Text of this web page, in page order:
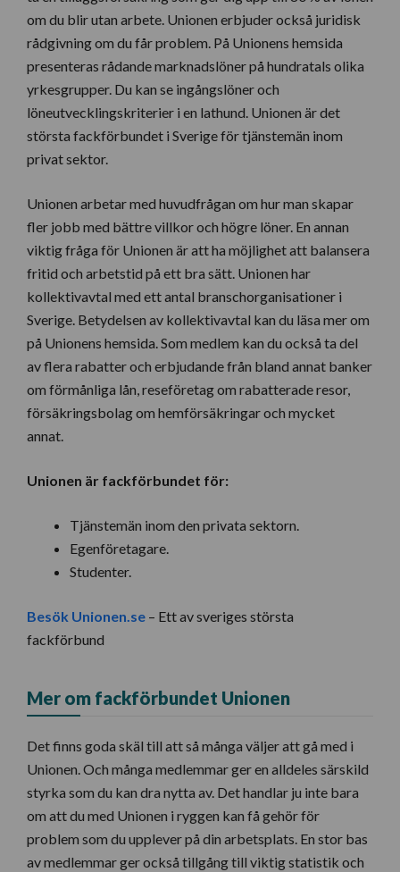
om du blir utan arbete. Unionen erbjuder också juridisk
rådgivning om du får problem. På Unionens hemsida
presenteras rådande marknadslöner på hundratals olika
yrkesgrupper. Du kan se ingångslöner och
löneutvecklingskriterier i en lathund. Unionen är det
största fackförbundet i Sverige för tjänstemän inom
privat sektor.
Unionen arbetar med huvudfrågan om hur man skapar
fler jobb med bättre villkor och högre löner. En annan
viktig fråga för Unionen är att ha möjlighet att balansera
fritid och arbetstid på ett bra sätt. Unionen har
kollektivavtal med ett antal branschorganisationer i
Sverige. Betydelsen av kollektivavtal kan du läsa mer om
på Unionens hemsida. Som medlem kan du också ta del
av flera rabatter och erbjudande från bland annat banker
om förmånliga lån, reseföretag om rabatterade resor,
försäkringsbolag om hemförsäkringar och mycket
annat.
Unionen är fackförbundet för:
Tjänstemän inom den privata sektorn.
Egenföretagare.
Studenter.
Besök Unionen.se – Ett av sveriges största
fackförbund
Mer om fackförbundet Unionen
Det finns goda skäl till att så många väljer att gå med i
Unionen. Och många medlemmar ger en alldeles särskild
styrka som du kan dra nytta av. Det handlar ju inte bara
om att du med Unionen i ryggen kan få gehör för
problem som du upplever på din arbetsplats. En stor bas
av medlemmar ger också tillgång till viktig statistik och